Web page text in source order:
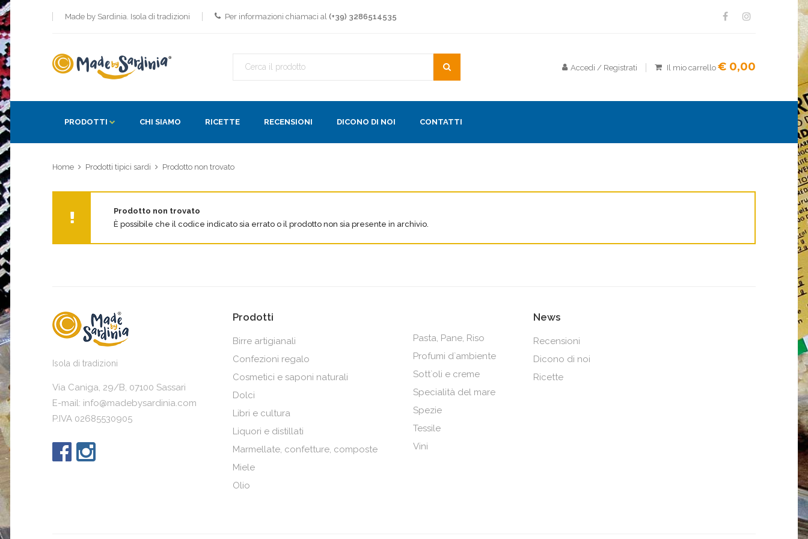
Made by Sardinia. Isola di tradizioni Per informazioni chiamaci al (+39) 3286514535
Accedi / Registrati Il mio carrello € 0,00
PRODOTTI CHI SIAMO RICETTE RECENSIONI DICONO DI NOI CONTATTI
Home Prodotti tipici sardi Prodotto non trovato
Prodotto non trovato
È possibile che il codice indicato sia errato o il prodotto non sia presente in archivio.
Isola di tradizioni
Via Caniga, 29/B, 07100 Sassari
E-mail: info@madebysardinia.com
P.IVA 02685530905
Prodotti
Birre artigianali
Confezioni regalo
Cosmetici e saponi naturali
Dolci
Libri e cultura
Liquori e distillati
Marmellate, confetture, composte
Miele
Olio
Pasta, Pane, Riso
Profumi d`ambiente
Sott`oli e creme
Specialità del mare
Spezie
Tessile
Vini
News
Recensioni
Dicono di noi
Ricette